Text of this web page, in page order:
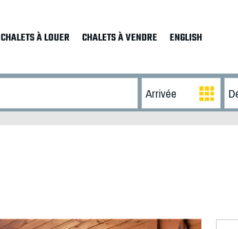
CHALETS À LOUER CHALETS À VENDRE ENGLISH